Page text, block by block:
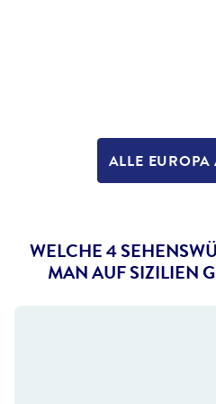
ALLE EUROPA
WELCHE 4
MAN AUF SIZILIEN